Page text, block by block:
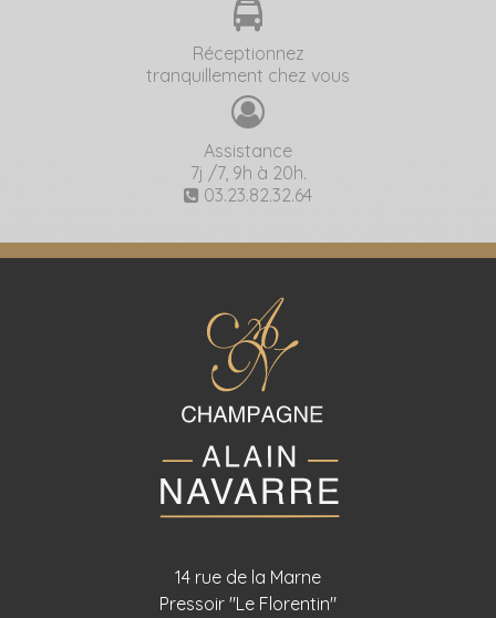
Réceptionnez
tranquillement chez vous
Assistance
7j /7, 9h à 20h.
03.23.82.32.64
14 rue de la Marne
Pressoir "Le Florentin"